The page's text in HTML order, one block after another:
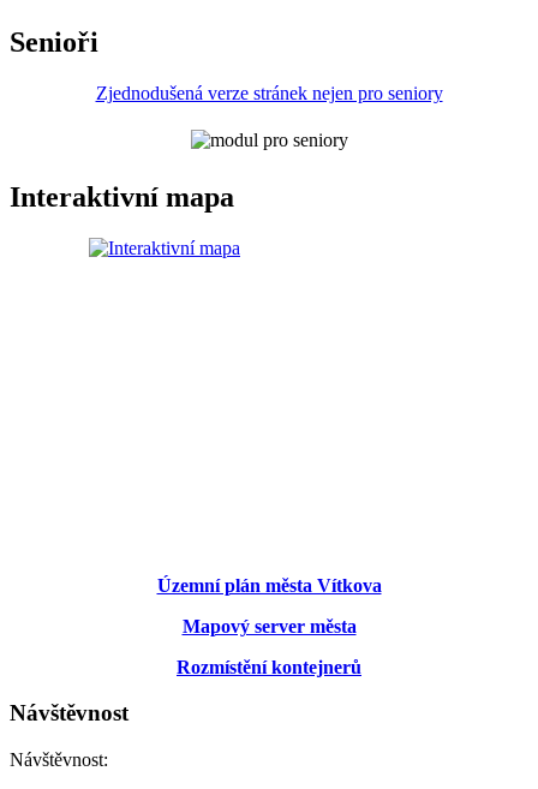
Senioři
Zjednodušená verze stránek nejen pro seniory
Interaktivní mapa
Územní plán města Vítkova
Mapový server města
Rozmístění kontejnerů
Návštěvnost
Návštěvnost: